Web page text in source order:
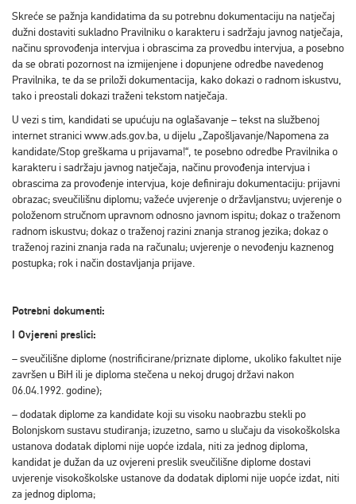
Skreće se pažnja kandidatima da su potrebnu dokumentaciju na natječaj
dužni dostaviti sukladno Pravilniku o karakteru i sadržaju javnog natječaja,
načinu sprovođenja intervjua i obrascima za provedbu intervjua, a posebno
da se obrati pozornost na izmijenjene i dopunjene odredbe navedenog
Pravilnika, te da se priloži dokumentacija, kako dokazi o radnom iskustvu,
tako i preostali dokazi traženi tekstom natječaja.
U vezi s tim, kandidati se upućuju na oglašavanje – tekst na službenoj
internet stranici www.ads.gov.ba, u dijelu „Zapošljavanje/Napomena za
kandidate/Stop greškama u prijavama!“, te posebno odredbe Pravilnika o
karakteru i sadržaju javnog natječaja, načinu provođenja intervjua i
obrascima za provođenje intervjua, koje definiraju dokumentaciju: prijavni
obrazac; sveučilišnu diplomu; važeće uvjerenje o državljanstvu; uvjerenje o
položenom stručnom upravnom odnosno javnom ispitu; dokaz o traženom
radnom iskustvu; dokaz o traženoj razini znanja stranog jezika; dokaz o
traženoj razini znanja rada na računalu; uvjerenje o nevođenju kaznenog
postupka; rok i način dostavljanja prijave.
Potrebni dokumenti:
I Ovjereni preslici:
– sveučilišne diplome (nostrificirane/priznate diplome, ukoliko fakultet nije
završen u BiH ili je diploma stečena u nekoj drugoj državi nakon
06.04.1992. godine);
– dodatak diplome za kandidate koji su visoku naobrazbu stekli po
Bolonjskom sustavu studiranja; izuzetno, samo u slučaju da visokoškolska
ustanova dodatak diplomi nije uopće izdala, niti za jednog diploma,
kandidat je dužan da uz ovjereni preslik sveučilišne diplome dostavi
uvjerenje visokoškolske ustanove da dodatak diplomi nije uopće izdat, niti
za jednog diploma;